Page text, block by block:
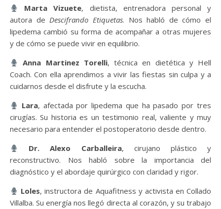
Marta Vizuete, dietista, entrenadora personal y
autora deDescifrando Etiquetas. Nos habló de cómo el
lipedema cambió su forma de acompañar a otras mujeres
y de cómo se puede vivir en equilibrio.
Anna Martinez Torelli, técnica en dietética y Hell
Coach. Con ella aprendimos a vivir las fiestas sin culpa y a
cuidarnos desde el disfrute y la escucha.
Lara, afectada por lipedema que ha pasado por tres
cirugías. Su historia es un testimonio real, valiente y muy
necesario para entender el postoperatorio desde dentro.
Dr. Alexo Carballeira, cirujano plástico y
reconstructivo. Nos habló sobre la importancia del
diagnóstico y el abordaje quirúrgico con claridad y rigor.
Loles, instructora de Aquafitness y activista en Collado
Villalba. Su energía nos llegó directa al corazón, y su trabajo